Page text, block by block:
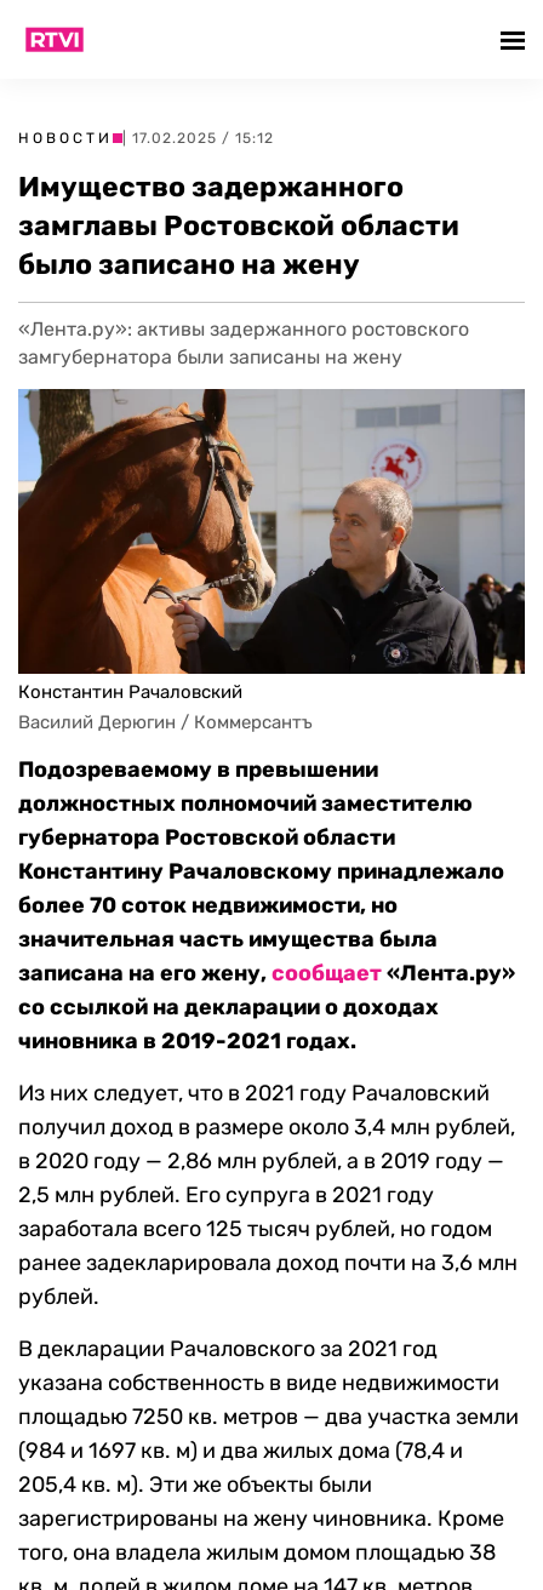
НОВОСТИ | 17.02.2025 / 15:12
Имущество задержанного
замглавы Ростовской области
было записано на жену
«Лента.ру»: активы задержанного ростовского
замгубернатора были записаны на жену
Константин Рачаловский
Василий Дерюгин / Коммерсантъ
Подозреваемому в превышении
должностных полномочий заместителю
губернатора Ростовской области
Константину Рачаловскому принадлежало
более 70 соток недвижимости, но
значительная часть имущества была
записана на его жену,сообщает«Лента.ру»
со ссылкой на декларации о доходах
чиновника в 2019-2021 годах.
Из них следует, что в 2021 году Рачаловский
получил доход в размере около 3,4 млн рублей,
в 2020 году — 2,86 млн рублей, а в 2019 году —
2,5 млн рублей. Его супруга в 2021 году
заработала всего 125 тысяч рублей, но годом
ранее задекларировала доход почти на 3,6 млн
рублей.
В декларации Рачаловского за 2021 год
указана собственность в виде недвижимости
площадью 7250 кв. метров — два участка земли
(984 и 1697 кв. м) и два жилых дома (78,4 и
205,4 кв. м). Эти же объекты были
зарегистрированы на жену чиновника. Кроме
того, она владела жилым домом площадью 38